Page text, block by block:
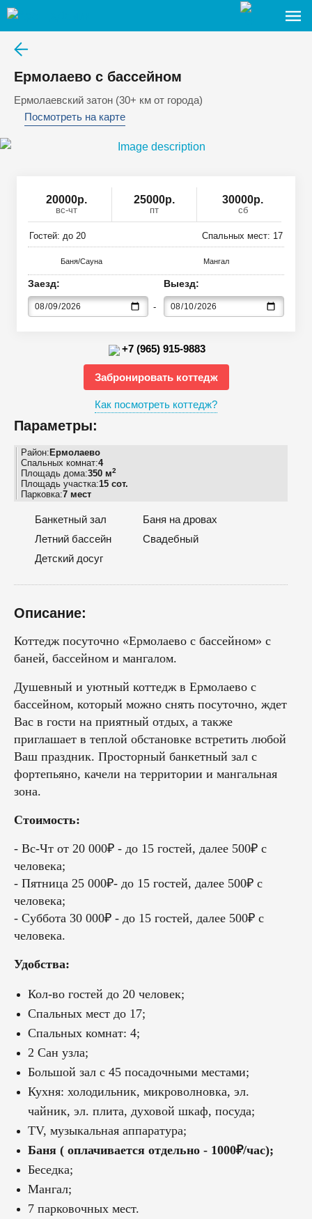
Ермолаево с бассейном
Ермолаевский затон (30+ км от города)
Посмотреть на карте
20000р.
вс-чт
25000р.
пт
30000р.
сб
Гостей: до 20 Спальных мест: 17
Баня/Сауна Мангал
Заезд: Выезд:
+7 (965) 915-9883
Забронировать коттедж
Как посмотреть коттедж?
Параметры:
Район: Ермолаево
Спальных комнат:4
Площадь дома:350 м2
Площадь участка:15 сот.
Парковка:7 мест
Банкетный зал
Баня на дровах
Летний бассейн
Свадебный
Детский досуг
Описание:
Коттедж посуточно «Ермолаево с бассейном» с
баней, бассейном и мангалом.
Душевный и уютный коттедж в Ермолаево с
бассейном, который можно снять посуточно, ждет
Вас в гости на приятный отдых, а также
приглашает в теплой обстановке встретить любой
Ваш праздник. Просторный банкетный зал с
фортепьяно, качели на территории и мангальная
зона.
Стоимость:
- Вс-Чт от 20 000₽ - до 15 гостей, далее 500₽ с
человека;
- Пятница 25 000₽- до 15 гостей, далее 500₽ с
человека;
- Суббота 30 000₽ - до 15 гостей, далее 500₽ с
человека.
Удобства:
Кол-во гостей до 20 человек;
Спальных мест до 17;
Спальных комнат: 4;
2 Сан узла;
Большой зал с 45 посадочными местами;
Кухня: холодильник, микроволновка, эл.
чайник, эл. плита, духовой шкаф, посуда;
ТV, музыкальная аппаратура;
Баня ( оплачивается отдельно - 1000₽/час);
Беседка;
Мангал;
7 парковочных мест.